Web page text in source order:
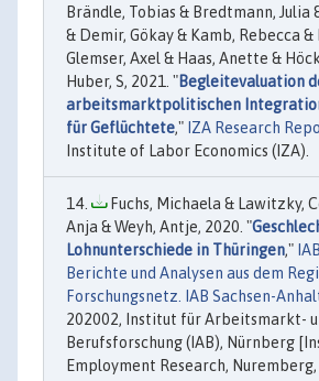
Brändle, Tobias & Bredtmann, Julia
& Demir, Gökay & Kamb, Rebecca &
Glemser, Axel & Haas, Anette &
Huber, S, 2021. "Begleitevaluation
arbeitsmarktpolitischen
für Geflüchtete," IZA Research
Institute of Labor Economics (IZA).
Fuchs, Michaela & Lawitzky,
Anja & Weyh, Antje, 2020. "
Lohnunterschiede in Thüringen,"
Berichte und Analysen aus dem
Forschungsnetz. IAB Sachsen-
202002, Institut für Arbeitsmarkt-
Berufsforschung (IAB), Nürnberg
Employment Research, Nuremberg,